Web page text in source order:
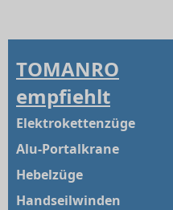
TOMANRO
empfiehlt
Elektrokettenzüge
Alu-Portalkrane
Hebelzüge
Handseilwinden